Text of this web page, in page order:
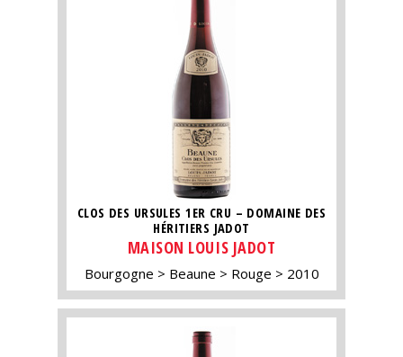
CLOS DES URSULES 1ER CRU – DOMAINE DES
HÉRITIERS JADOT
MAISON LOUIS JADOT
Bourgogne Beaune Rouge 2010